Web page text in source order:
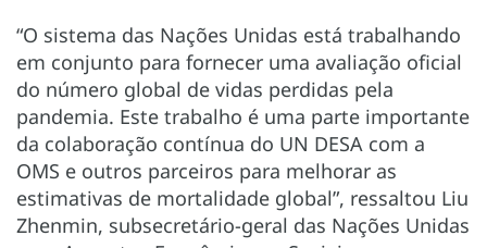
“O sistema das Nações Unidas está trabalhando
em conjunto para fornecer uma avaliação oficial
do número global de vidas perdidas pela
pandemia. Este trabalho é uma parte importante
da colaboração contínua do UN DESA com a
OMS e outros parceiros para melhorar as
estimativas de mortalidade global”, ressaltou Liu
Zhenmin, subsecretário-geral das Nações Unidas